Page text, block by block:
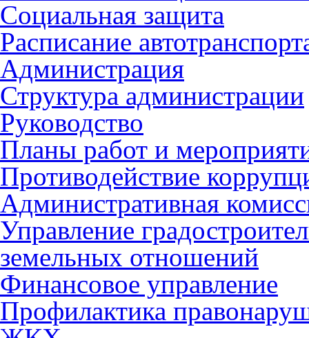
Социальная защита
Расписание
Администрация
Структура администрации
Руководство
Планы работ и
Противодействие
Административная
Управление
земельных отношений
Финансовое управление
Профилактика